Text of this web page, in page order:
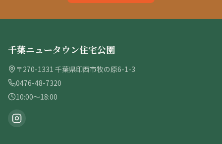
千葉ニュータウン住宅公園
〒270-1331 千葉県印西市牧の原6-1-3
0476-48-7320
10:00〜18:00